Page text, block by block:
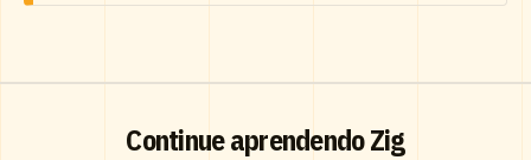
Continue aprendendo Zig